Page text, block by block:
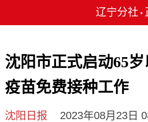
辽宁分社 •
沈阳市正式启动65
疫苗免费接种工作
沈阳日报 2023年08月23日